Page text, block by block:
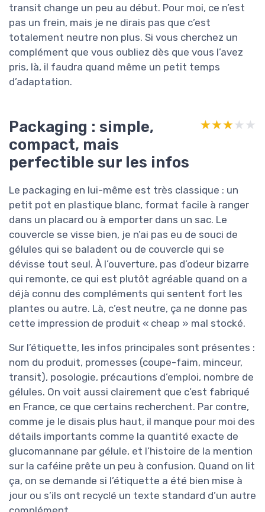
transit change un peu au début. Pour moi, ce n’est
pas un frein, mais je ne dirais pas que c’est
totalement neutre non plus. Si vous cherchez un
complément que vous oubliez dès que vous l’avez
pris, là, il faudra quand même un petit temps
d’adaptation.
Packaging : simple,
compact, mais
perfectible sur les infos
★★★★★
★★★★★
Le packaging en lui-même est très classique : un
petit pot en plastique blanc, format facile à ranger
dans un placard ou à emporter dans un sac. Le
couvercle se visse bien, je n’ai pas eu de souci de
gélules qui se baladent ou de couvercle qui se
dévisse tout seul. À l’ouverture, pas d’odeur bizarre
qui remonte, ce qui est plutôt agréable quand on a
déjà connu des compléments qui sentent fort les
plantes ou autre. Là, c’est neutre, ça ne donne pas
cette impression de produit « cheap » mal stocké.
Sur l’étiquette, les infos principales sont présentes :
nom du produit, promesses (coupe-faim, minceur,
transit), posologie, précautions d’emploi, nombre de
gélules. On voit aussi clairement que c’est fabriqué
en France, ce que certains recherchent. Par contre,
comme je le disais plus haut, il manque pour moi des
détails importants comme la quantité exacte de
glucomannane par gélule, et l’histoire de la mention
sur la caféine prête un peu à confusion. Quand on lit
ça, on se demande si l’étiquette a été bien mise à
jour ou s’ils ont recyclé un texte standard d’un autre